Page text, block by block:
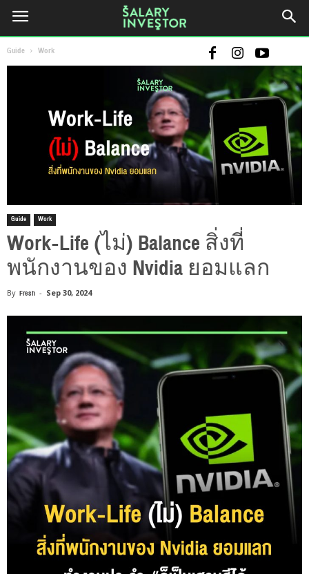
Guide Work
Guide Work
Work-Life (ไม่) Balance สิ่งที่
พนักงานของ Nvidia ยอมแลก
By Fresh - Sep 30, 2024